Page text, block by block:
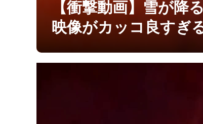
【衝撃動画】雪が降
映像がカッコ良すぎ